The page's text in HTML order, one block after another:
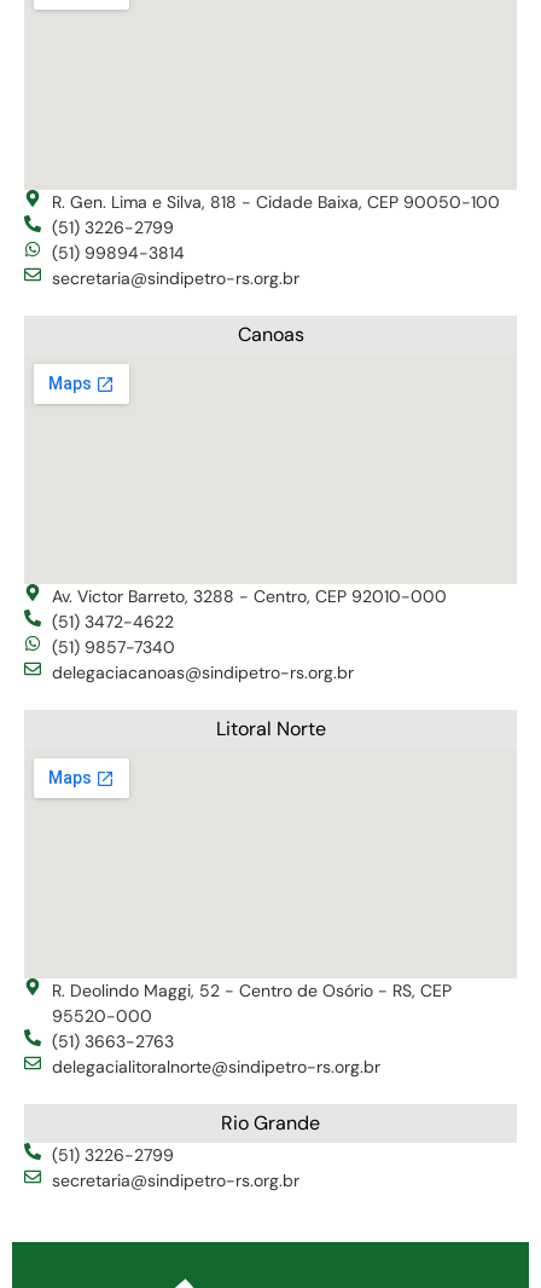
R. Gen. Lima e Silva, 818 - Cidade Baixa, CEP 90050-100
(51) 3226-2799
(51) 99894-3814
secretaria@sindipetro-rs.org.br
Canoas
Av. Victor Barreto, 3288 - Centro, CEP 92010-000
(51) 3472-4622
(51) 9857-7340
delegaciacanoas@sindipetro-rs.org.br
Litoral Norte
R. Deolindo Maggi, 52 - Centro de Osório - RS, CEP
95520-000
(51) 3663-2763
delegacialitoralnorte@sindipetro-rs.org.br
Rio Grande
(51) 3226-2799
secretaria@sindipetro-rs.org.br